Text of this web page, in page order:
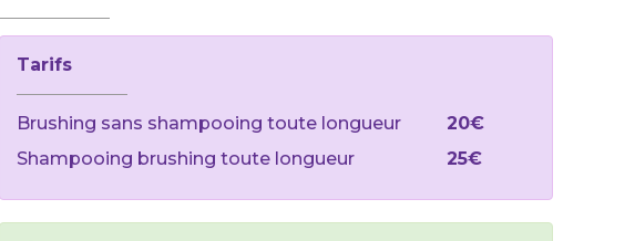
Tarifs
Brushing sans shampooing toute longueur
20€
Shampooing brushing toute longueur
25€